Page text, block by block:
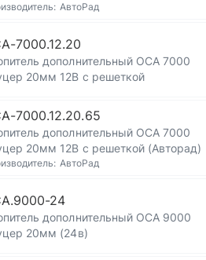
АвтоРад
7000.12.20
дополнительный ОСА 7000
20мм 12В с решеткой
7000.12.20.65
дополнительный ОСА 7000
20мм 12В с решеткой (Авторад)
АвтоРад
24
дополнительный ОСА 9000
20мм (24в)